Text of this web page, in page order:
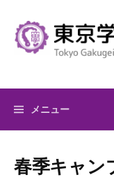
キ
メニュー
春季キャン